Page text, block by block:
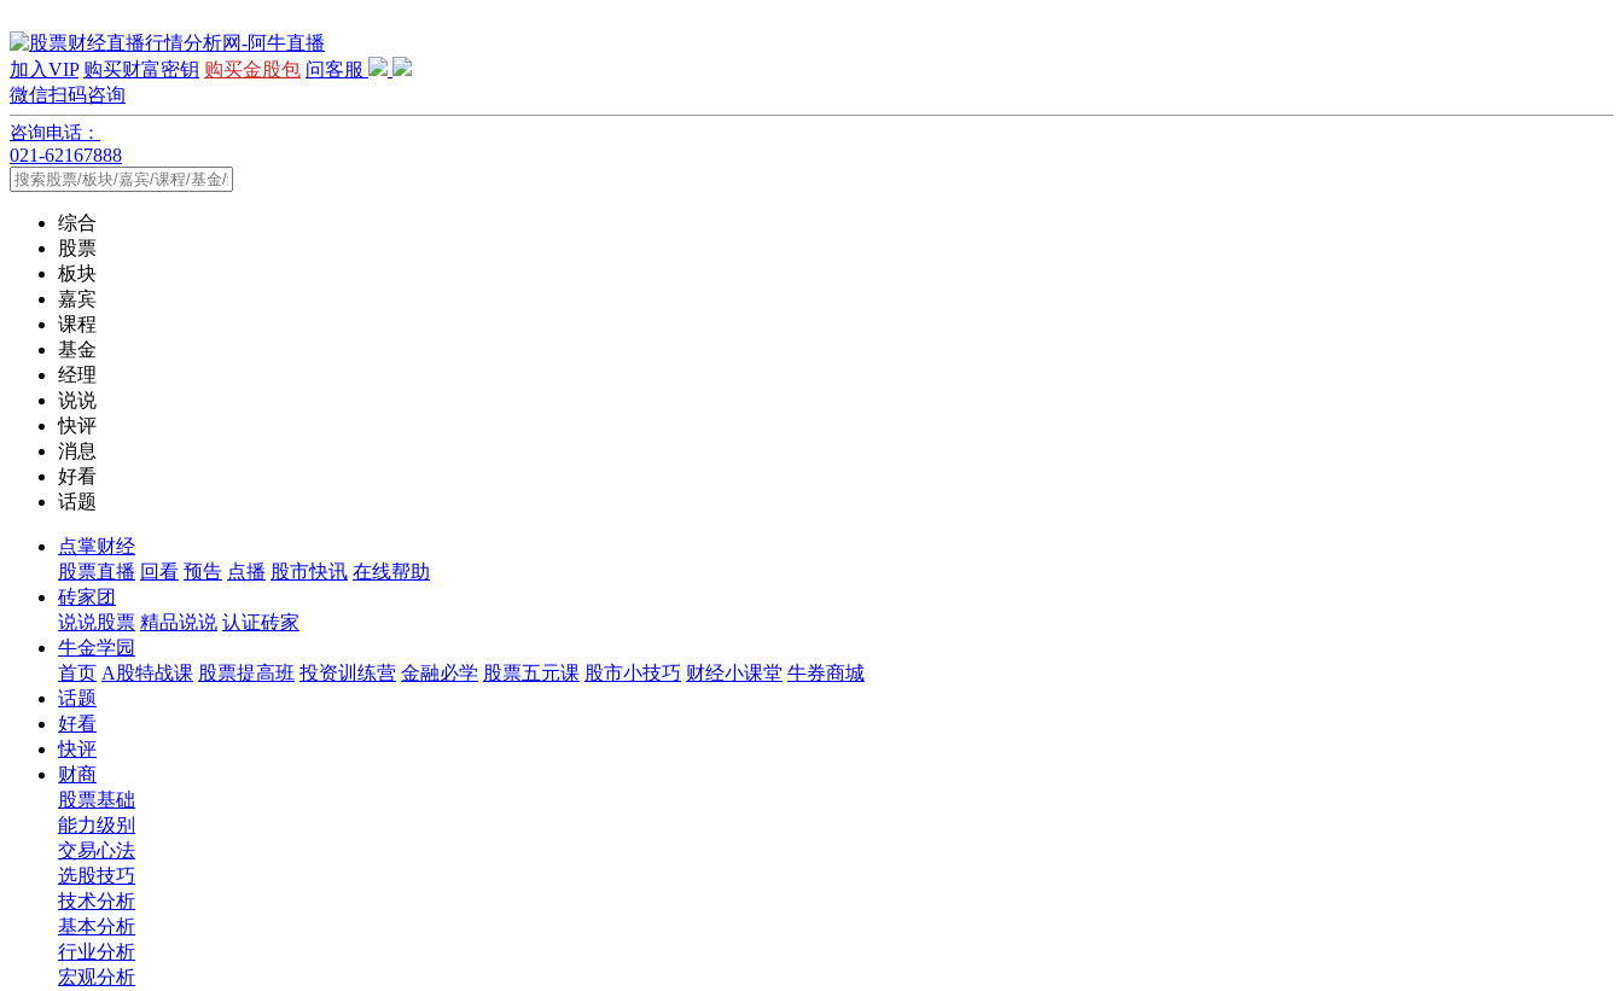
加入VIP 购买财富密钥 购买金股包 问客服
微信扫码咨询
咨询电话：
021-62167888
综合
股票
板块
嘉宾
课程
基金
经理
说说
快评
消息
好看
话题
点掌财经
股票直播 回看 预告 点播 股市快讯 在线帮助
砖家团
说说股票 精品说说 认证砖家
牛金学园
首页 A股特战课 股票提高班 投资训练营 金融必学 股票五元课 股市小技巧 财经小课堂 牛券商城
话题
好看
快评
财商
股票基础
能力级别
交易心法
选股技巧
技术分析
基本分析
行业分析
宏观分析